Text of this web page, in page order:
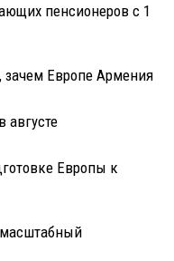
пенсионеров с 1
Европе Армения
августе
Европы к